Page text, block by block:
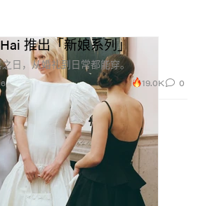
推出「新娘系列」
日，从婚礼到日常都能穿。
19.0K 0